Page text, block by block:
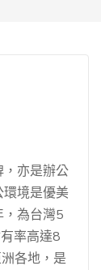
亦是辦公
境是優美
，為台灣5
率高達8
各地，是